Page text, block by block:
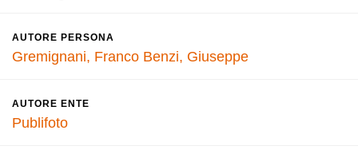
AUTORE PERSONA
Gremignani, Franco Benzi, Giuseppe
AUTORE ENTE
Publifoto